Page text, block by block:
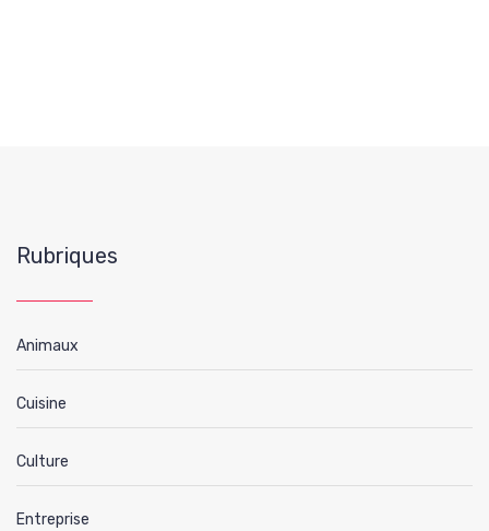
Rubriques
Animaux
Cuisine
Culture
Entreprise